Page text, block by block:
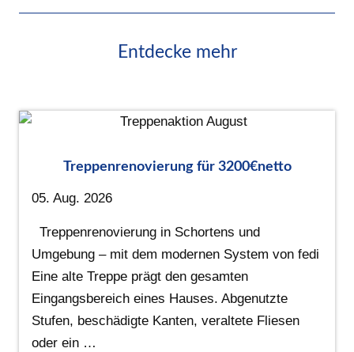
Entdecke mehr
Treppenrenovierung für 3200€netto
05. Aug. 2026
Treppenrenovierung in Schortens und
Umgebung – mit dem modernen System von fedi
Eine alte Treppe prägt den gesamten
Eingangsbereich eines Hauses. Abgenutzte
Stufen, beschädigte Kanten, veraltete Fliesen
oder ein …